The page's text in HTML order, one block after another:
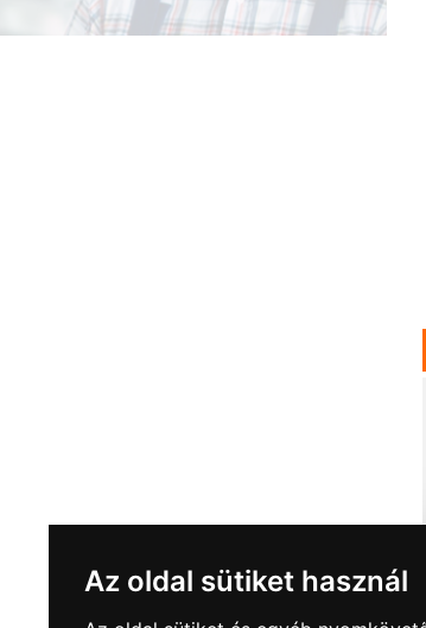
Az oldal sütiket használ